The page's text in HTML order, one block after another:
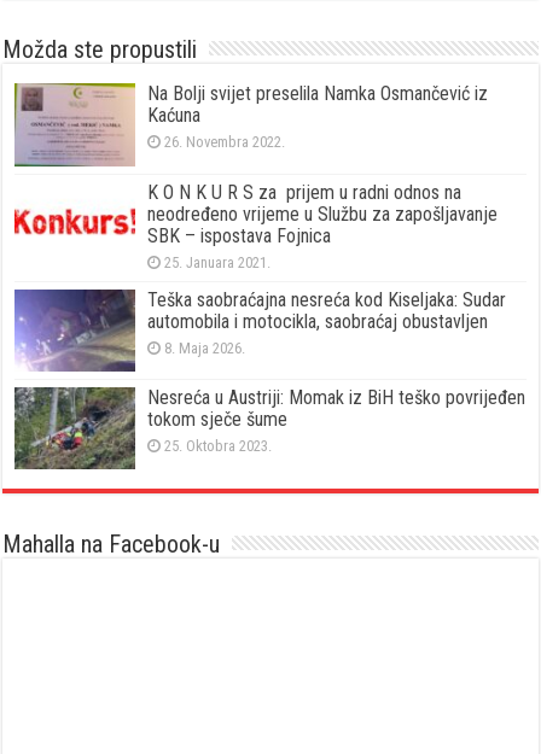
Možda ste propustili
Na Bolji svijet preselila Namka Osmančević iz
Kaćuna
26. Novembra 2022.
K O N K U R S za prijem u radni odnos na
neodređeno vrijeme u Službu za zapošljavanje
SBK – ispostava Fojnica
25. Januara 2021.
Teška saobraćajna nesreća kod Kiseljaka: Sudar
automobila i motocikla, saobraćaj obustavljen
8. Maja 2026.
Nesreća u Austriji: Momak iz BiH teško povrijeđen
tokom sječe šume
25. Oktobra 2023.
Mahalla na Facebook-u